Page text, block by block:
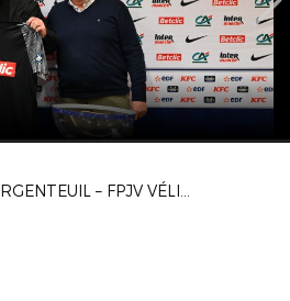
AFP ARGENTEUIL – FPJV VÉLIZY 1-1, 4-2 T.A.B.